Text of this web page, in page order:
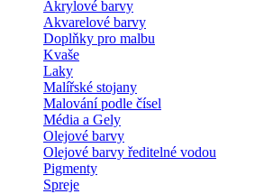
Akrylové barvy
Akvarelové barvy
Doplňky pro malbu
Kvaše
Laky
Malířské stojany
Malování podle čísel
Média a Gely
Olejové barvy
Olejové barvy ředitelné vodou
Pigmenty
Spreje